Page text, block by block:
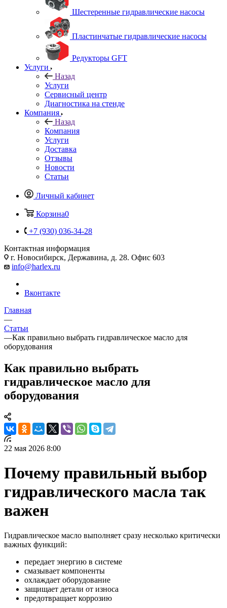
Шестеренные гидравлические насосы
Пластинчатые гидравлические насосы
Редукторы GFT
Услуги
Назад
Услуги
Сервисный центр
Диагностика на стенде
Компания
Назад
Компания
Услуги
Доставка
Отзывы
Новости
Статьи
Личный кабинет
Корзина0
+7 (930) 036-34-28
Контактная информация
г. Новосибирск, Державина, д. 28. Офис 603
info@harlex.ru
Вконтакте
Главная
—
Статьи
—Как правильно выбрать гидравлическое масло для
оборудования
Как правильно выбрать
гидравлическое масло для
оборудования
22 мая 2026 8:00
Почему правильный выбор
гидравлического масла так
важен
Гидравлическое масло выполняет сразу несколько критически
важных функций:
передает энергию в системе
смазывает компоненты
охлаждает оборудование
защищает детали от износа
предотвращает коррозию